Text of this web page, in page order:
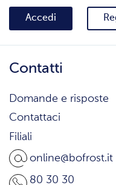
Accedi
Contatti
Domande e risposte
Contattaci
Filiali
online@bofrost.it
80 30 30